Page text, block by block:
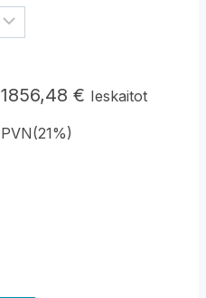
1856,48 € Ieskaitot
PVN(21%)